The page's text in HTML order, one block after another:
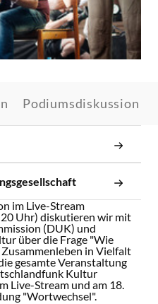
Podiumsdiskussion
im Live-Stream
Uhr) diskutieren wir mit
(DUK) und
über die Frage "Wie
in Vielfalt
gesamte Veranstaltung
Kultur
Live-Stream und am 18.
"Wortwechsel".